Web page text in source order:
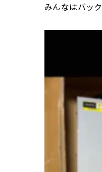
みんなはバッ